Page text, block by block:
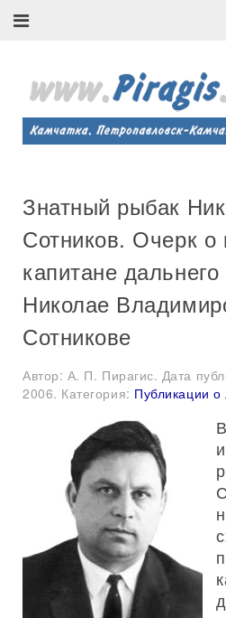
Знатный рыбак
Сотников. Очерк о
капитане
Николае
Сотникове
Автор: А. П. Пирагис. Дата
2006. Категория: Публикации о